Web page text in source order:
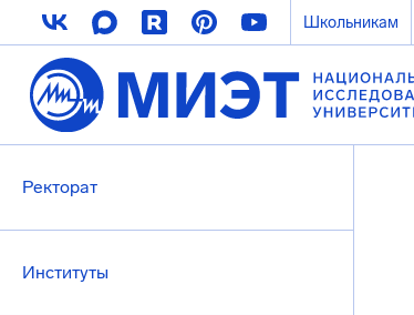
Школьникам
Ректорат
Институты